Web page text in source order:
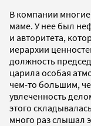
В компании
маме. У нее был
и авторитета,
иерархии
должность
царила особая
чем-то большим,
увлеченность
этого
много раз слышал